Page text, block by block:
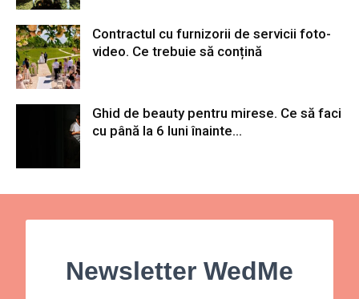
Contractul cu furnizorii de servicii foto-
video. Ce trebuie să conțină
Ghid de beauty pentru mirese. Ce să faci
cu până la 6 luni înainte...
Newsletter WedMe